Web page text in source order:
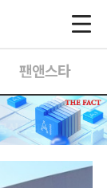
팬앤스타